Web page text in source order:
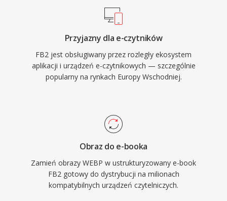
Przyjazny dla e-czytników
FB2 jest obsługiwany przez rozległy ekosystem
aplikacji i urządzeń e-czytnikowych — szczególnie
popularny na rynkach Europy Wschodniej.
Obraz do e-booka
Zamień obrazy WEBP w ustrukturyzowany e-book
FB2 gotowy do dystrybucji na milionach
kompatybilnych urządzeń czytelniczych.